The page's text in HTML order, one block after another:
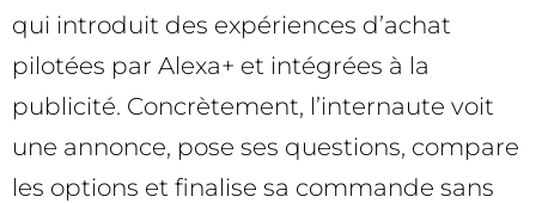
qui introduit des expériences d’achat
pilotées par Alexa+ et intégrées à la
publicité. Concrètement, l’internaute voit
une annonce, pose ses questions, compare
les options et finalise sa commande sans